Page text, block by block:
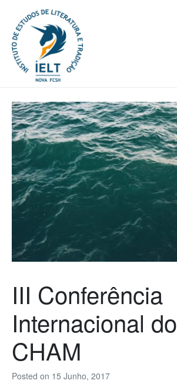
Posted on 15 Junho, 2017
III Conferência
Internacional do
CHAM